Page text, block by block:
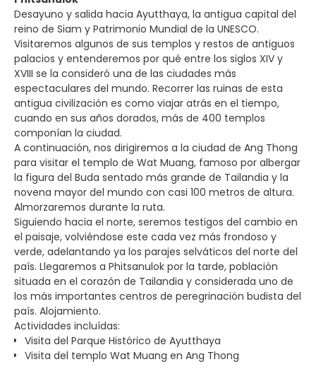
Desayuno y salida hacia Ayutthaya, la antigua capital del
reino de Siam y Patrimonio Mundial de la UNESCO.
Visitaremos algunos de sus templos y restos de antiguos
palacios y entenderemos por qué entre los siglos XIV y
XVIII se la consideró una de las ciudades más
espectaculares del mundo. Recorrer las ruinas de esta
antigua civilización es como viajar atrás en el tiempo,
cuando en sus años dorados, más de 400 templos
componían la ciudad.
A continuación, nos dirigiremos a la ciudad de Ang Thong
para visitar el templo de Wat Muang, famoso por albergar
la figura del Buda sentado más grande de Tailandia y la
novena mayor del mundo con casi 100 metros de altura.
Almorzaremos durante la ruta.
Siguiendo hacia el norte, seremos testigos del cambio en
el paisaje, volviéndose este cada vez más frondoso y
verde, adelantando ya los parajes selváticos del norte del
país. Llegaremos a Phitsanulok por la tarde, población
situada en el corazón de Tailandia y considerada uno de
los más importantes centros de peregrinación budista del
país. Alojamiento.
Actividades incluídas:
Visita del Parque Histórico de Ayutthaya
Visita del templo Wat Muang en Ang Thong